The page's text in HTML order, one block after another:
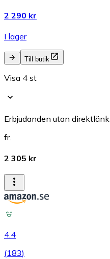
2 290 kr
I lager
Till butik
Visa 4 st
Erbjudanden utan direktlänk
fr.
2 305 kr
4.4
(183)